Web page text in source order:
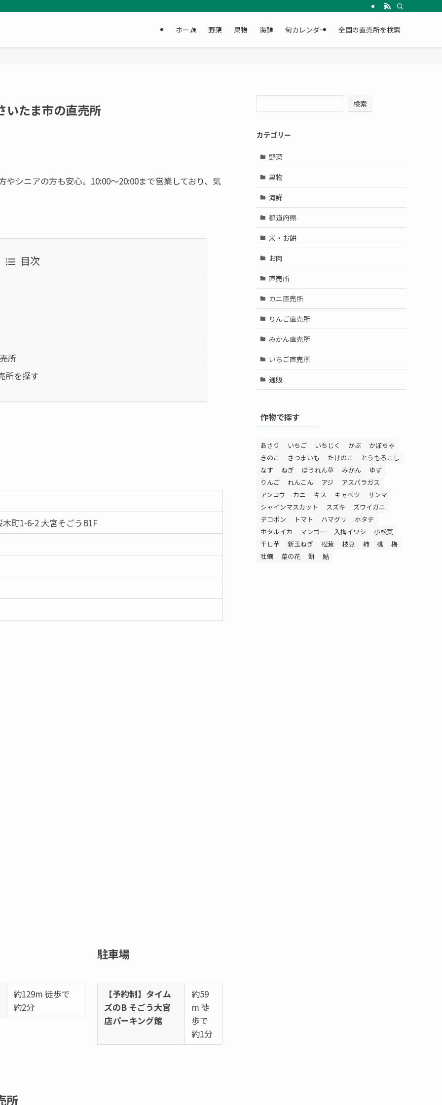
ホーム 野菜 果物 海鮮 旬カレンダー 全国の直売所を検索
いたま市の直売所
シニアの方も安心。10:00～20:00まで営業しており、気
目次
所
所を探す
町1-6-2 大宮そごうB1F
約129m 徒歩で
約2分
駐車場
【予約制】タイム
ズのB そごう大宮
店パーキング館
約59
m 徒
歩で
約1分
所
検索
カテゴリー
野菜
果物
海鮮
都道府県
米・お餅
お肉
直売所
カニ直売所
りんご直売所
みかん直売所
いちご直売所
通販
作物で探す
あさり いちご いちじく かぶ
かぼちゃ
きのこ
さつまいも たけのこ
とうもろこし
なす
ねぎ ほうれん草 みかん
ゆず
りんご
れんこん アジ
アスパラガス
アンコウ
カニ キス キャベツ
サンマ
シャインマスカット
スズキ
ズワイガニ
デコポン
トマト ハマグリ
ホタテ
ホタルイカ
マンゴー 入梅イワシ
小松菜
干し芋
新玉ねぎ 松茸 枝豆 柿 桃
梅
牡蠣
菜の花 餅 鮎